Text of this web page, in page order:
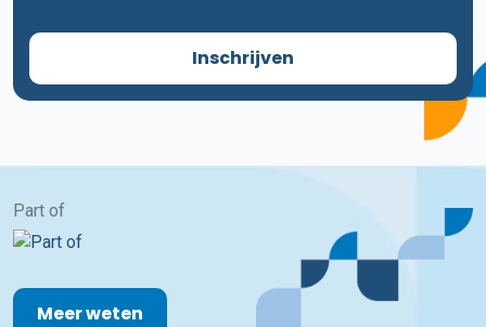
Inschrijven
Part of
Meer weten